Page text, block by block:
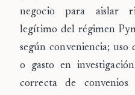
negocio para aislar
legítimo del régimen
según conveniencia; uso
o gasto en
correcta de